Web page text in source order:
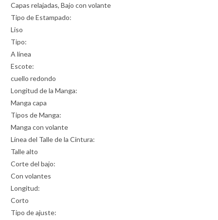
Capas relajadas, Bajo con volante
Tipo de Estampado:
Liso
Tipo:
A línea
Escote:
cuello redondo
Longitud de la Manga:
Manga capa
Tipos de Manga:
Manga con volante
Línea del Talle de la Cintura:
Talle alto
Corte del bajo:
Con volantes
Longitud:
Corto
Tipo de ajuste: